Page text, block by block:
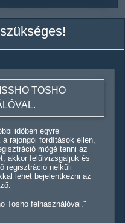
TOSHO
időben egyre
rajongói fordítások ellen,
mögé tenni az
akkor felülvizsgáljuk és
regisztráció nélküli
lehet bejelentkezni az
Tosho felhasználóval."